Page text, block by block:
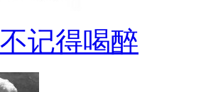
记得喝醉